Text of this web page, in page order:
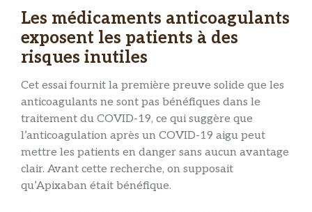
Les médicaments anticoagulants
exposent les patients à des
risques inutiles
Cet essai fournit la première preuve solide que les
anticoagulants ne sont pas bénéfiques dans le
traitement du COVID-19, ce qui suggère que
l’anticoagulation après un COVID-19 aigu peut
mettre les patients en danger sans aucun avantage
clair. Avant cette recherche, on supposait
qu’Apixaban était bénéfique.